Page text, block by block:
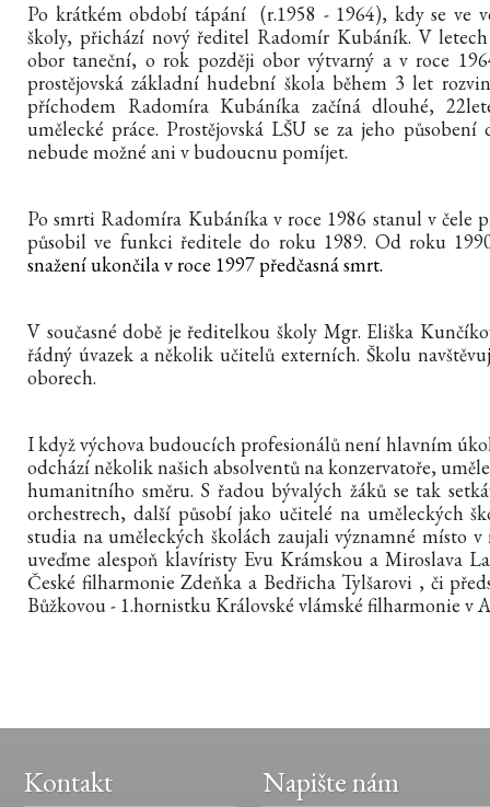
Po krátkém období tápání (r.1958 - 1964), kdy se ve
školy, přichází nový ředitel Radomír Kubáník. V
obor taneční, o rok později obor výtvarný a v roce
prostějovská základní hudební škola během 3 let
příchodem Radomíra Kubáníka začíná dlouhé,
umělecké práce. Prostějovská LŠU se za jeho
nebude možné ani v budoucnu pomíjet.
Po smrti Radomíra Kubáníka v roce 1986 stanul v čele
působil ve funkci ředitele do roku 1989. Od roku
snažení ukončila v roce 1997 předčasná smrt.
V současné době je ředitelkou školy Mgr. Eliška
řádný úvazek a několik učitelů externích. Školu
oborech.
I když výchova budoucích profesionálů není hlavním
odchází několik našich absolventů na konzervatoře,
humanitního směru. S řadou bývalých žáků se tak
orchestrech, další působí jako učitelé na uměleckých
studia na uměleckých školách zaujali významné místo
uveďme alespoň klavíristy Evu Krámskou a Miroslava
České filharmonie Zdeňka a Bedřicha Tylšarovi , či
Bůžkovou - 1.hornistku Královské vlámské filharmonie v
Kontakt Napište nám